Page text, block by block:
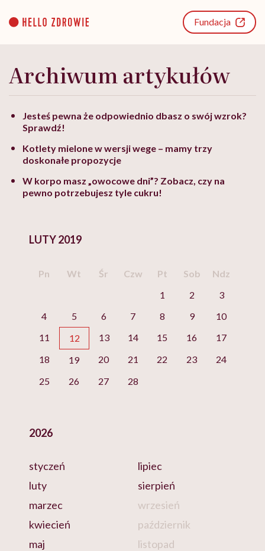
content
Fundacja
Archiwum artykułów
Jesteś pewna że odpowiednio dbasz o swój wzrok?
Sprawdź!
Kotlety mielone w wersji wege – mamy trzy
doskonałe propozycje
W korpo masz „owocowe dni”? Zobacz, czy na
pewno potrzebujesz tyle cukru!
LUTY 2019
Pn Wt Śr Czw Pt Sob
Ndz
1
2
3
4
5 6 7 8 9
10
11
12 13 14 15 16
17
18
19 20 21 22 23
24
25
26 27 28
2026
styczeń
luty
marzec
kwiecień
maj
lipiec
sierpień
wrzesień
październik
listopad